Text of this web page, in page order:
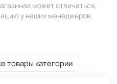
может отличаться,
у наших менеджеров.
товары категории